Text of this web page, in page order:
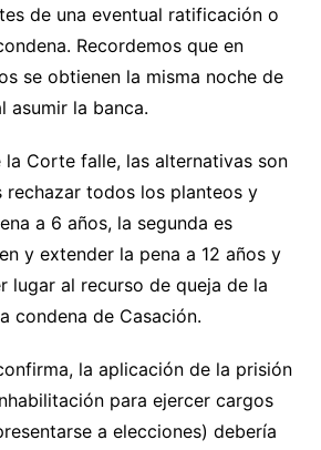
de una eventual ratificación o
Recordemos que en
se obtienen la misma noche de
asumir la banca.
la Corte falle, las alternativas son
rechazar todos los planteos y
a 6 años, la segunda es
y extender la pena a 12 años y
lugar al recurso de queja de la
condena de Casación.
la aplicación de la prisión
para ejercer cargos
a elecciones) debería